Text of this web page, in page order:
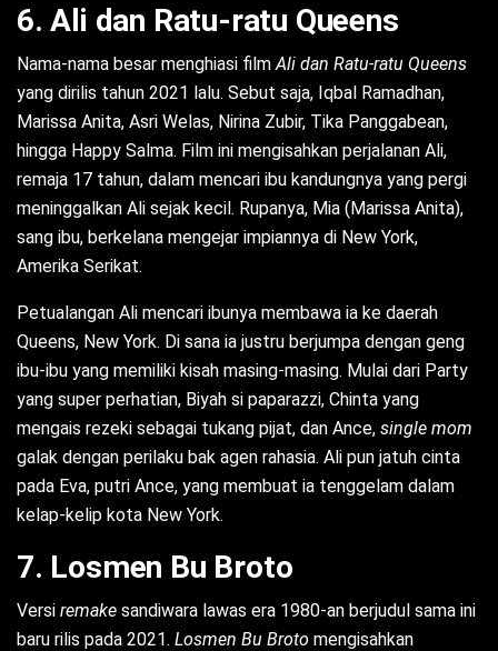
6. Ali dan Ratu-ratu Queens
Nama-nama besar menghiasi filmAli dan Ratu-ratu Queens
yang dirilis tahun 2021 lalu. Sebut saja, Iqbal Ramadhan,
Marissa Anita, Asri Welas, Nirina Zubir, Tika Panggabean,
hingga Happy Salma. Film ini mengisahkan perjalanan Ali,
remaja 17 tahun, dalam mencari ibu kandungnya yang pergi
meninggalkan Ali sejak kecil. Rupanya, Mia (Marissa Anita),
sang ibu, berkelana mengejar impiannya di New York,
Amerika Serikat.
Petualangan Ali mencari ibunya membawa ia ke daerah
Queens, New York. Di sana ia justru berjumpa dengan geng
ibu-ibu yang memiliki kisah masing-masing. Mulai dari Party
yang super perhatian, Biyah si paparazzi, Chinta yang
mengais rezeki sebagai tukang pijat, dan Ance, single mom
galak dengan perilaku bak agen rahasia. Ali pun jatuh cinta
pada Eva, putri Ance, yang membuat ia tenggelam dalam
kelap-kelip kota New York.
7. Losmen Bu Broto
Versi remake sandiwara lawas era 1980-an berjudul sama ini
baru rilis pada 2021. Losmen Bu Broto mengisahkan